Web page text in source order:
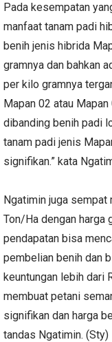
Pada kesempatan
manfaat tanam padi
benih jenis hibrida
gramnya dan bahkan
per kilo gramnya
Mapan 02 atau
dibanding benih padi
tanam padi jenis
signifikan.” kata
Ngatimin juga sempat
Ton/Ha dengan harga
pendapatan bisa
pembelian benih dan
keuntungan lebih dari
membuat petani
signifikan dan harga
tandas Ngatimin. (Sty)